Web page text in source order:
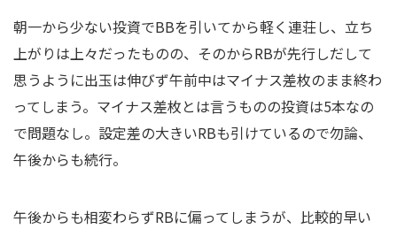
朝一から少ない投資でBBを引いてから軽く連荘し、立ち
上がりは上々だったものの、そのからRBが先行しだして
思うように出玉は伸びず午前中はマイナス差枚のまま終わ
ってしまう。マイナス差枚とは言うものの投資は5本なの
で問題なし。設定差の大きいRBも引けているので勿論、
午後からも続行。
午後からも相変わらずRBに偏ってしまうが、比較的早い